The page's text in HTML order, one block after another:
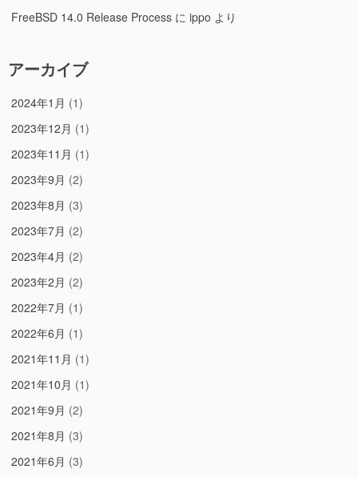
FreeBSD 14.0 Release Process に ippo より
アーカイブ
2024年1月 (1)
2023年12月 (1)
2023年11月 (1)
2023年9月 (2)
2023年8月 (3)
2023年7月 (2)
2023年4月 (2)
2023年2月 (2)
2022年7月 (1)
2022年6月 (1)
2021年11月 (1)
2021年10月 (1)
2021年9月 (2)
2021年8月 (3)
2021年6月 (3)